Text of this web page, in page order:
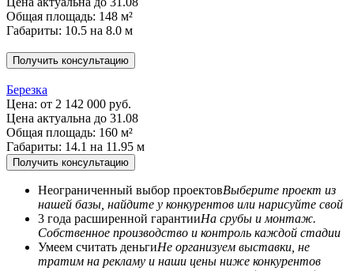
Общая площадь: 148 м²
Габариты: 10.5 на 8.0 м
Получить консультацию
Березка
Цена: от 2 142 000 руб.
Цена актуальна до 31.08
Общая площадь: 160 м²
Габариты: 14.1 на 11.95 м
Получить консультацию
Неограниченный выбор проектовВыберите проект из
нашей базы, найдите у конкурентов или нарисуйте свой
3 года расширенной гарантииНа срубы и монтаж.
Собственное производство и контроль каждой стадии
Умеем считать деньгиНе организуем выставки, не
тратим на рекламу и наши цены ниже конкурентов